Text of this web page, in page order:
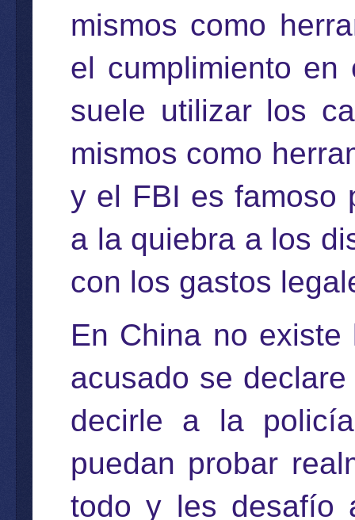
mismos como
el cumplimiento en
suele utilizar los
mismos como
y el FBI es famoso
a la quiebra a los
con los gastos
En China no
acusado se
decirle a la
puedan probar
todo y les desafío